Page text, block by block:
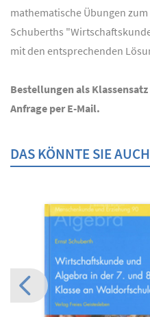
mathematische Übungen
Schuberths
mit den entsprechenden
Bestellungen als
Anfrage per E-Mail.
DAS KÖNNTE SIE